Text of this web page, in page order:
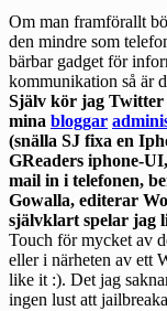
Om man framförallt
den mindre som
bärbar gadget för
kommunikation så är
Själv kör jag Twitter
mina bloggar
(snälla SJ fixa en
GReaders iphone-
mail in i telefonen,
Gowalla, editerar
självklart spelar jag
Touch för mycket av
eller i närheten av ett
like it :). Det jag
ingen lust att